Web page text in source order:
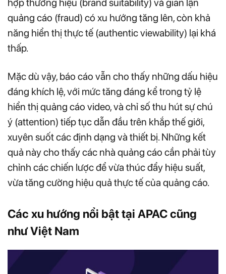
quảng cáo (fraud) có xu hướng tăng lên, còn khả
năng hiển thị thực tế (authentic viewability) lại khá
thấp.
Mặc dù vậy, báo cáo vẫn cho thấy những dấu hiệu
đáng khích lệ, với mức tăng đáng kể trong tỷ lệ
hiển thị quảng cáo video, và chỉ số thu hút sự chú
ý (attention) tiếp tục dẫn đầu trên khắp thế giới,
xuyên suốt các định dạng và thiết bị. Những kết
quả này cho thấy các nhà quảng cáo cần phải tùy
chỉnh các chiến lược để vừa thúc đẩy hiệu suất,
vừa tăng cường hiệu quả thực tế của quảng cáo.
Các xu hướng nổi bật tại APAC cũng
như Việt Nam